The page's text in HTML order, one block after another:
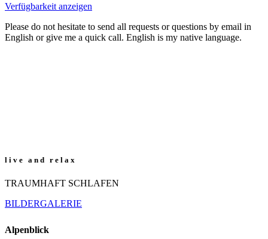
Verfügbarkeit anzeigen
Please do not hesitate to send all requests or questions by email in
English or give me a quick call. English is my native language.
l i v e a n d r e l a x
TRAUMHAFT SCHLAFEN
BILDERGALERIE
Alpenblick